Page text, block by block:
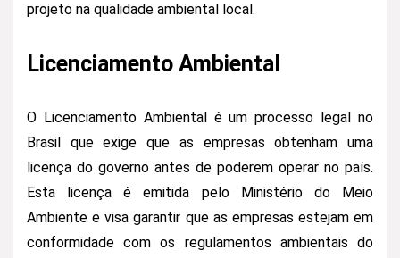
projeto na qualidade ambiental local.
Licenciamento Ambiental
O Licenciamento Ambiental é um processo legal no
Brasil que exige que as empresas obtenham uma
licença do governo antes de poderem operar no país.
Esta licença é emitida pelo Ministério do Meio
Ambiente e visa garantir que as empresas estejam em
conformidade com os regulamentos ambientais do